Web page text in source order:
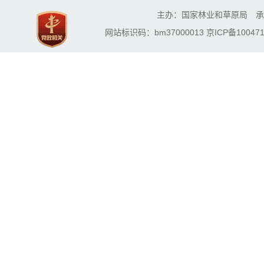
主办：国家林业和草原局
网站标识码：bm37000013 京ICP备